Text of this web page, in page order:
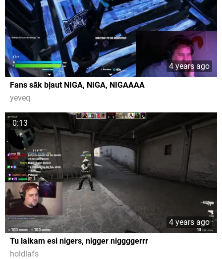
4 years ago
Fans sāk bļaut NIGA, NIGA, NIGAAAA
yeveq
0:13
4 years ago
Tu laikam esi nigers, nigger niggggerrr
holdlafs